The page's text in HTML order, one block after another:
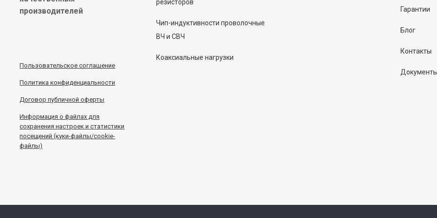
производителей
Пользовательское соглашение
Политика конфиденциальности
Договор публичной оферты
Информацияофайлах для
сохранения настроек и статистики
посещений (куки-файлы/cookie-
файлы)
резисторов
Чип-индуктивности проволочные
ВЧ и СВЧ
Коаксиальные нагрузки
Гарантии
Блог
Контакты